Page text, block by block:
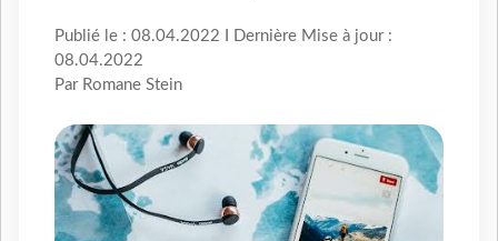
Publié le : 08.04.2022 I Dernière Mise à jour :
08.04.2022
Par Romane Stein